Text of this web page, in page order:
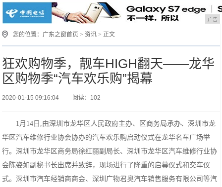
广告
您的位置： 广东之窗首页 >资讯 > 正文
狂欢购物季，靓车HIGH翻天——龙华
区购物季“汽车欢乐购”揭幕
2020-01-15 09:16:04 阅读：102
1月14日,由深圳市龙华区人民政府主办、区商务局承办、深圳市龙
华区汽车维修行业协会协办的汽车欢乐购启动仪式在龙华名车广场举
行。深圳市龙华区商务局徐红丽副局长、深圳市龙华区汽车维修行业协
会陈姿如副秘书长出席并致辞，现场进行了隆重的启幕仪式和交车仪
式。深圳市汽车经销商商会、深圳广物君奥汽车销售服务有限公司等汽